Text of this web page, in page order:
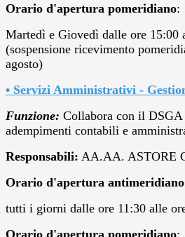
Orario d'apertura pomeridiano:
Martedì e Giovedì dalle ore 15:00
(sospensione ricevimento
agosto)
• Servizi Amministrativi -
Funzione: Collabora con il
adempimenti contabili e
Responsabili: AA.AA. ASTORE
Orario d'apertura antimeridiano
tutti i giorni dalle ore 11:30 alle
Orario d'apertura pomeridiano: